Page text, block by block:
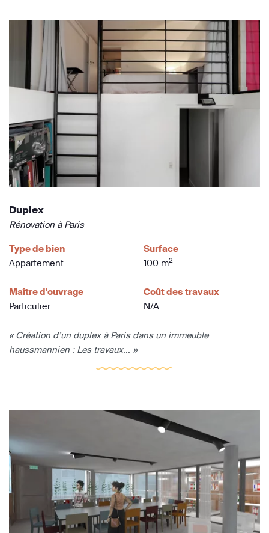
Duplex
Rénovation à Paris
Type de bien
Appartement
Surface
100 m2
Maître d'ouvrage
Particulier
Coût des travaux
N/A
« Création d’un duplex à Paris dans un immeuble
haussmannien : Les travaux... »